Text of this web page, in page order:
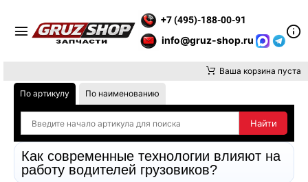
+7 (495)-188-00-91
info@gruz-shop.ru
Ваша корзина пуста
По артикулу По наименованию
Как современные технологии влияют на
работу водителей грузовиков?